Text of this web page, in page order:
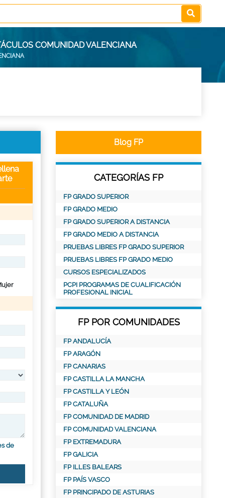
COMUNIDAD VALENCIANA
de
Blog FP
CATEGORÍAS FP
FP GRADO SUPERIOR
FP GRADO MEDIO
FP GRADO SUPERIOR A DISTANCIA
FP GRADO MEDIO A DISTANCIA
PRUEBAS LIBRES FP GRADO SUPERIOR
PRUEBAS LIBRES FP GRADO MEDIO
CURSOS ESPECIALIZADOS
PCPI PROGRAMAS DE CUALIFICACIÓN
PROFESIONAL INICIAL
FP POR COMUNIDADES
FP ANDALUCÍA
FP ARAGÓN
FP CANARIAS
FP CASTILLA LA MANCHA
FP CASTILLA Y LEÓN
FP CATALUÑA
FP COMUNIDAD DE MADRID
FP COMUNIDAD VALENCIANA
FP EXTREMADURA
FP GALICIA
FP ILLES BALEARS
FP PAÍS VASCO
FP PRINCIPADO DE ASTURIAS